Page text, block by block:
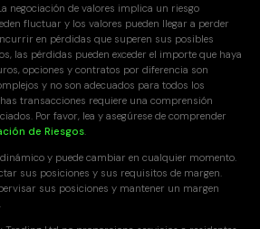
negociación de valores implica un riesgo
fluctuar y los valores pueden llegar a perder
en pérdidas que superen sus posibles
las pérdidas pueden exceder el importe que haya
opciones y contratos por diferencia son
y no son adecuados para todos los
transacciones requiere una comprensión
Por favor, lea y asegúrese de comprender
de Riesgos.
y puede cambiar en cualquier momento.
sus posiciones y sus requisitos de margen.
sus posiciones y mantener un margen